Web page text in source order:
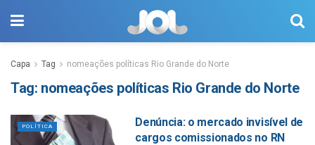
Capa Tag nomeações políticas Rio Grande do Norte
Tag: nomeações políticas Rio Grande do Norte
POLÍTICA
Denúncia: o mercado invisível de
cargos comissionados no RN